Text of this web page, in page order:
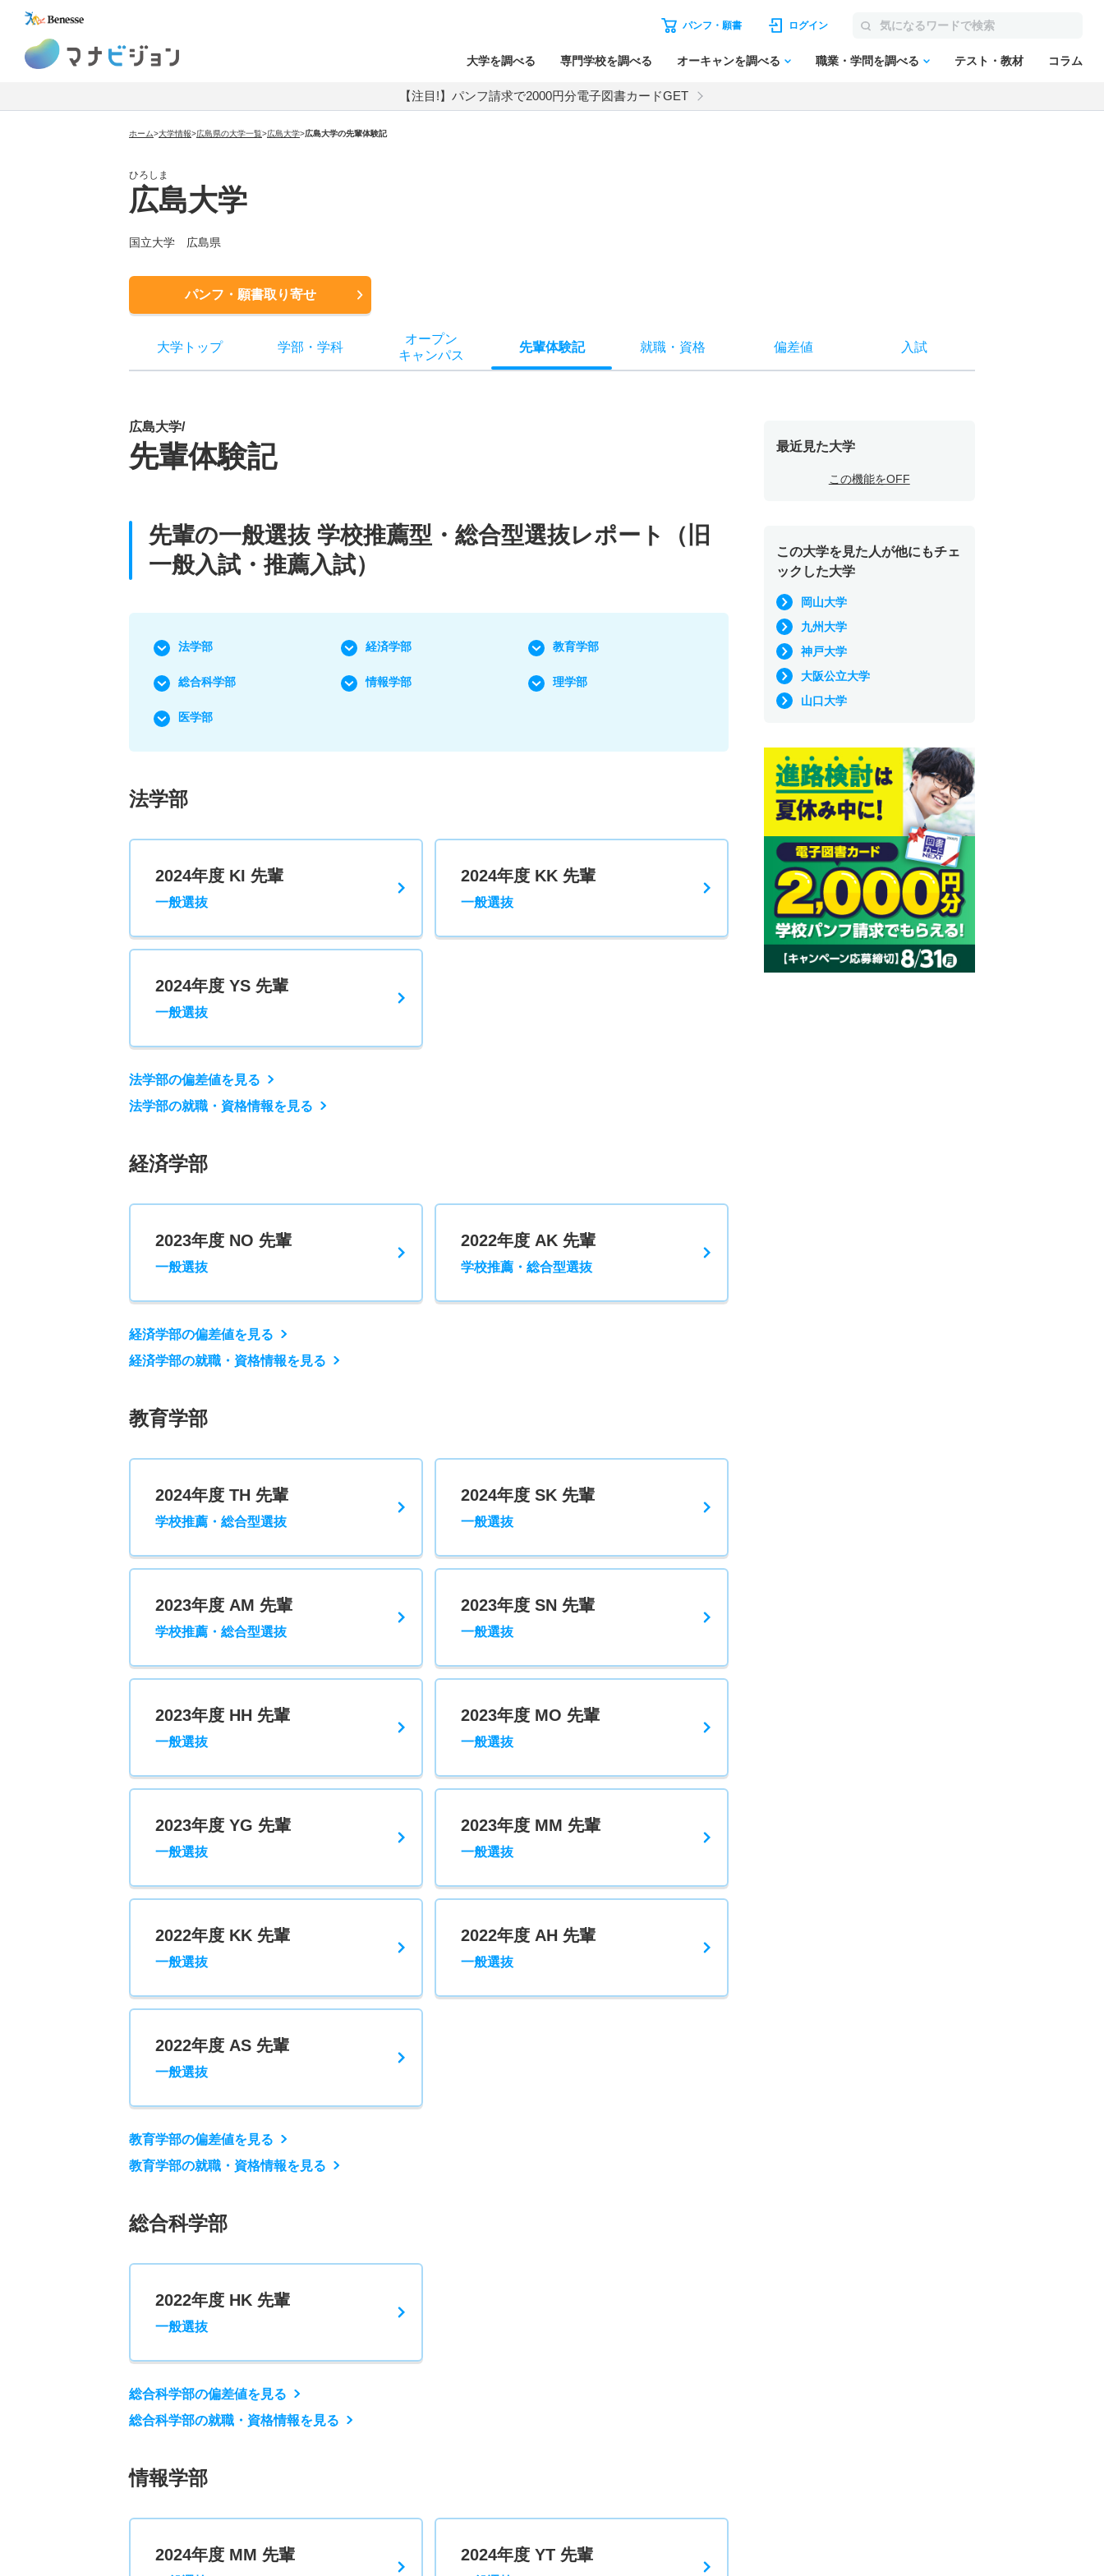
パンフ・願書 ログイン
大学を調べる 専門学校を調べる オーキャンを調べる 職業・学問を調べる テスト・教材 コラム
【注目!】パンフ請求で2000円分電子図書カードGET
ホーム>大学情報>広島県の大学一覧>広島大学>広島大学の先輩体験記
ひろしま
広島大学
国立大学 広島県
パンフ・願書取り寄せ
大学トップ 学部 ・ 学科
オープン
キャンパス
先輩体験記 就職・ 資格 偏差値 入試
広島大学/
先輩体験記
先輩の一般選抜 学校推薦型・総合型選抜レポート（旧
一般入試・推薦入試）
法学部 経済学部 教育学部
総合科学部 情報学部 理学部
医学部
法学部
2024年度 KI 先輩
一般選抜
2024年度 KK 先輩
一般選抜
2024年度 YS 先輩
一般選抜
法学部の偏差値を見る
法学部の就職・資格情報を見る
経済学部
2023年度 NO 先輩
一般選抜
2022年度 AK 先輩
学校推薦・総合型選抜
経済学部の偏差値を見る
経済学部の就職・資格情報を見る
教育学部
2024年度 TH 先輩
学校推薦・総合型選抜
2024年度 SK 先輩
一般選抜
2023年度 AM 先輩
学校推薦・総合型選抜
2023年度 SN 先輩
一般選抜
2023年度 HH 先輩
一般選抜
2023年度 MO 先輩
一般選抜
2023年度 YG 先輩
一般選抜
2023年度 MM 先輩
一般選抜
2022年度 KK 先輩
一般選抜
2022年度 AH 先輩
一般選抜
2022年度 AS 先輩
一般選抜
教育学部の偏差値を見る
教育学部の就職・資格情報を見る
総合科学部
2022年度 HK 先輩
一般選抜
総合科学部の偏差値を見る
総合科学部の就職・資格情報を見る
情報学部
2024年度 MM 先輩 2024年度 YT 先輩
最近見た大学
この機能をOFF
この大学を見た人が他にもチェ
ックした大学
岡山大学
九州大学
神戸大学
大阪公立大学
山口大学